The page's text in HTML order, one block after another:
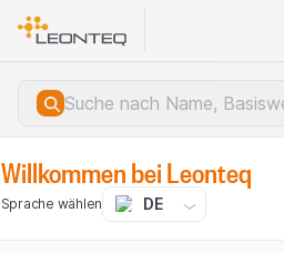
Willkommen bei Leonteq
Sprache wählen DE